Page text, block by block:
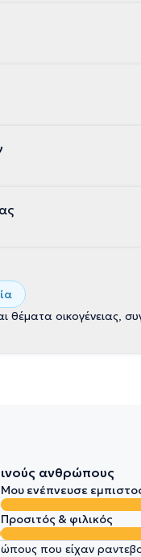
θέματα οικογένειας,
ανθρώπους
Μου ενέπνευσε
Προσιτός & φιλικός
που είχαν